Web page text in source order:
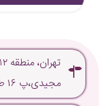
مجیدی،پ ۱۶ ط اول